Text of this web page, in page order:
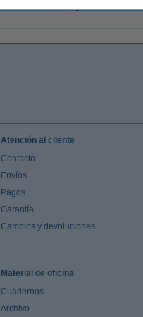
Atención al cliente
Contacto
Envíos
Pagos
Garantía
Cambios y devoluciones
Material de oficina
Cuadernos
Archivo